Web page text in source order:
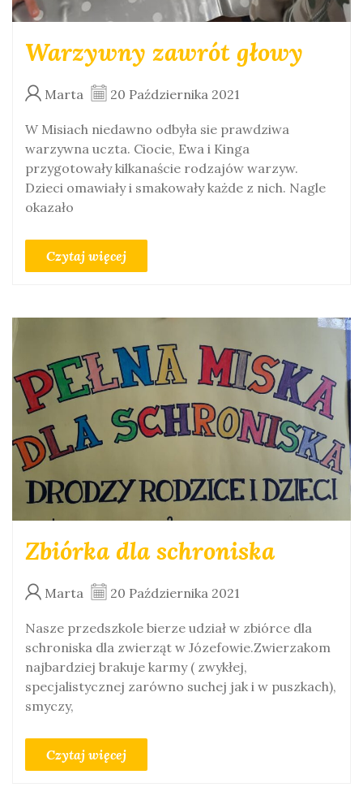
Warzywny zawrót głowy
Marta 20 Października 2021
W Misiach niedawno odbyła sie prawdziwa
warzywna uczta. Ciocie, Ewa i Kinga
przygotowały kilkanaście rodzajów warzyw.
Dzieci omawiały i smakowały każde z nich. Nagle
okazało
Czytaj więcej
Zbiórka dla schroniska
Marta 20 Października 2021
Nasze przedszkole bierze udział w zbiórce dla
schroniska dla zwierząt w Józefowie.Zwierzakom
najbardziej brakuje karmy ( zwykłej,
specjalistycznej zarówno suchej jak i w puszkach),
smyczy,
Czytaj więcej